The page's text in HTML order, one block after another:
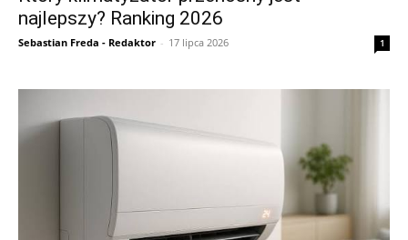
najlepszy? Ranking 2026
Sebastian Freda - Redaktor - 17 lipca 2026 1